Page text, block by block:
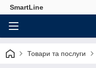
SmartLine
Товари та послуги